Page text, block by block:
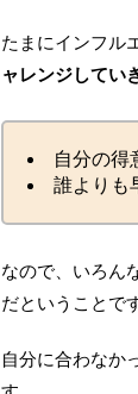
たまにインフル
ャレンジしてい
自分の得
誰よりも
なので、いろん
だということです
自分に合わなか